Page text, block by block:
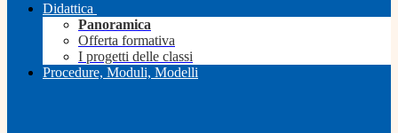
Didattica
Panoramica
Offerta formativa
I progetti delle classi
Procedure, Moduli, Modelli